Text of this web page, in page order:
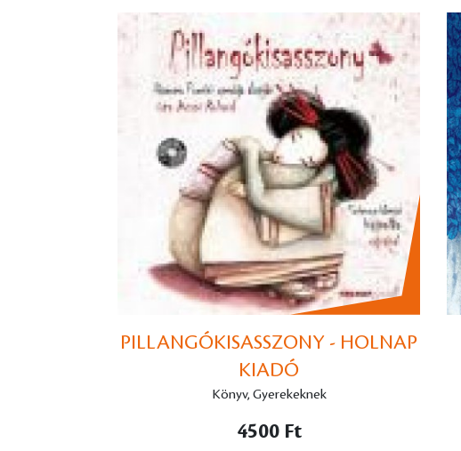
PILLANGÓKISASSZONY - HOLNAP
KIADÓ
Könyv, Gyerekeknek
4500 Ft